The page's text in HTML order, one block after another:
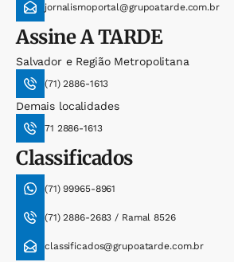
jornalismoportal@grupoatarde.com.br
AssineA TARDE
Salvador e Região Metropolitana
(71) 2886-1613
Demais localidades
71 2886-1613
Classificados
(71) 99965-8961
(71) 2886-2683 / Ramal 8526
classificados@grupoatarde.com.br